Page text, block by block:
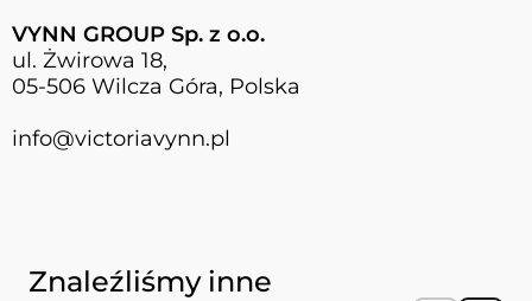
VYNN GROUP Sp. z o.o.
ul. Żwirowa 18,
05-506 Wilcza Góra, Polska
info@victoriavynn.pl
Naciśnij, aby pominąć karuzelę
Znaleźliśmy inne